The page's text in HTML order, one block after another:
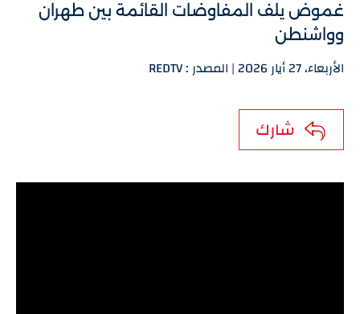
غموض يلف المفاوضات القائمة بين طهران
وواشنطن
الأربعاء، 27 أيار 2026 | المصدر : REDTV
شارك